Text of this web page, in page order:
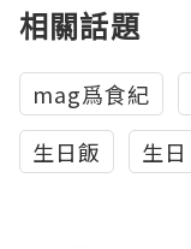
相關話題
mag爲食紀
生日飯
生日